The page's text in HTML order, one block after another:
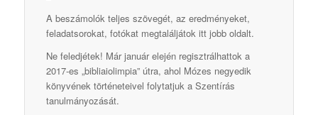
A beszámolók teljes szövegét, az eredményeket,
feladatsorokat, fotókat megtaláljátok itt jobb oldalt.
Ne feledjétek! Már január elején regisztrálhattok a
2017-es „bibliaiolimpia” útra, ahol Mózes negyedik
könyvének történeteivel folytatjuk a Szentírás
tanulmányozását.